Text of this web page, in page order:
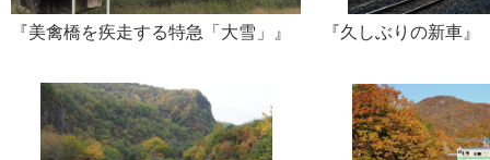
『美禽橋を疾走する特急「大雪」』 『久しぶりの新車』